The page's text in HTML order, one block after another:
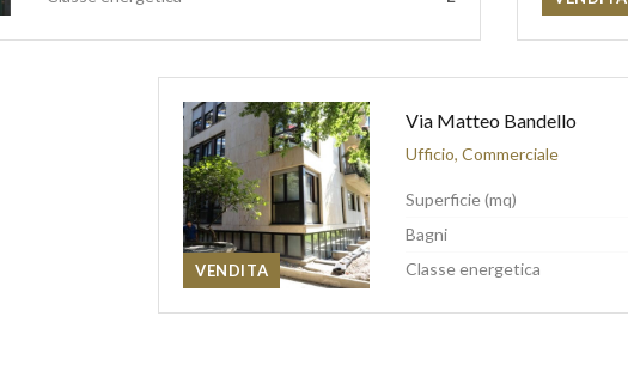
VENDITA
Via Matteo Bandello
Ufficio, Commerciale
Superficie (mq)
Bagni
Classe energetica